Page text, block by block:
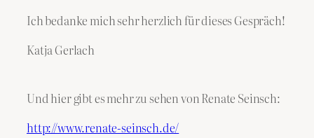
Ich bedanke mich sehr herzlich für dieses Gespräch!
Katja Gerlach
Und hier gibt es mehr zu sehen von Renate Seinsch:
http://www.renate-seinsch.de/